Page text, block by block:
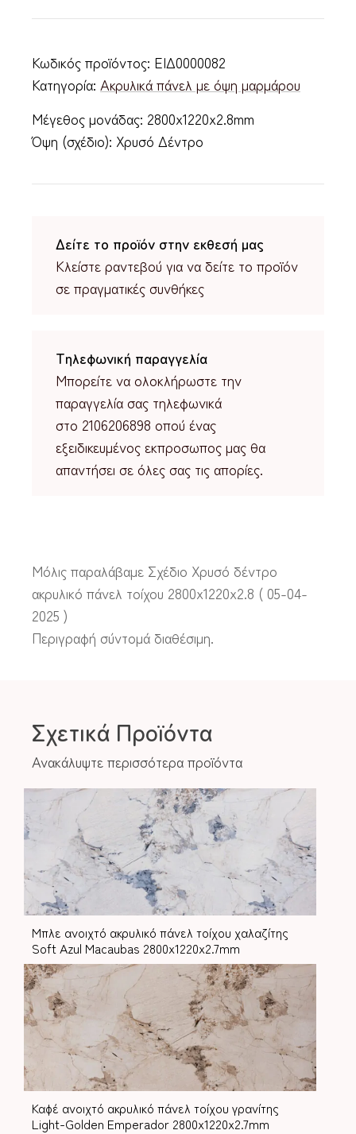
Κωδικός προϊόντος: ΕΙΔ0000082
Κατηγορία: Ακρυλικά πάνελ με όψη μαρμάρου
Μέγεθος μονάδας: 2800x1220x2.8mm
Όψη (σχέδιο): Χρυσό Δέντρο
Δείτε το προϊόν στην εκθεσή μας
Κλείστε ραντεβού για να δείτε το προϊόν
σε πραγματικές συνθήκες
Τηλεφωνική παραγγελία
Μπορείτε να ολοκλήρωστε την
παραγγελία σας τηλεφωνικά
στο 2106206898 οπού ένας
εξειδικευμένος εκπροσωπος μας θα
απαντήσει σε όλες σας τις απορίες.
Μόλις παραλάβαμε Σχέδιο Χρυσό δέντρο
ακρυλικό πάνελ τοίχου 2800x1220x2.8 ( 05-04-
2025 )
Περιγραφή σύντομά διαθέσιμη.
Σχετικά Προϊόντα
Ανακάλυψτε περισσότερα προϊόντα
Mπλε ανοιχτό ακρυλικό πάνελ τοίχου χαλαζίτης
Soft Azul Macaubas 2800x1220x2.7mm
Καφέ ανοιχτό ακρυλικό πάνελ τοίχου γρανίτης
Light-Golden Emperador 2800x1220x2.7mm